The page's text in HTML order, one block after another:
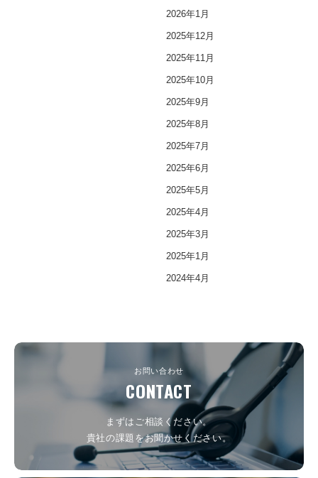
2026年1月
2025年12月
2025年11月
2025年10月
2025年9月
2025年8月
2025年7月
2025年6月
2025年5月
2025年4月
2025年3月
2025年1月
2024年4月
お問い合わせ
CONTACT
まずはご相談ください。
貴社の課題をお聞かせください。